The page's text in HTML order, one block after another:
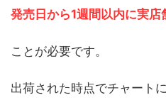
発売日から1週間以内に実店
ことが必要です。
出荷された時点でチャート